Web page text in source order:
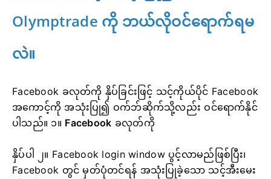
Olymptrade ကို ဘယ်လိုဝင်ရောက်ရမ
လဲ။
Facebook ခလုတ်ကို နှိပ်ခြင်းဖြင့် သင့်ကိုယ်ပိုင် Facebook
အကောင့်ကို အသုံးပြု၍ ဝက်ဘ်ဆိုက်သို့လည်း ဝင်ရောက်နိုင်
ပါသည်။ ၁။ Facebook ခလုတ်ကို
နှိပ်ပါ
၂။ Facebook login window ပွင့်လာမည်ဖြစ်ပြီး၊
Facebook တွင် မှတ်ပုံတင်ရန် အသုံးပြုခဲ့သော သင့်အီးမေး